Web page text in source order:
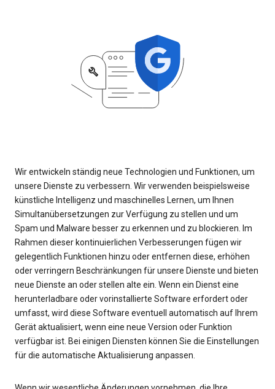
Wir entwickeln ständig neue Technologien und Funktionen, um
unsere Dienste zu verbessern. Wir verwenden beispielsweise
künstliche Intelligenz und maschinelles Lernen, um Ihnen
Simultanübersetzungen zur Verfügung zu stellen und um
Spam und Malware besser zu erkennen und zu blockieren. Im
Rahmen dieser kontinuierlichen Verbesserungen fügen wir
gelegentlich Funktionen hinzu oder entfernen diese, erhöhen
oder verringern Beschränkungen für unsere Dienste und bieten
neue Dienste an oder stellen alte ein. Wenn ein Dienst eine
herunterladbare oder vorinstallierte Software erfordert oder
umfasst, wird diese Software eventuell automatisch auf Ihrem
Gerät aktualisiert, wenn eine neue Version oder Funktion
verfügbar ist. Bei einigen Diensten können Sie die Einstellungen
für die automatische Aktualisierung anpassen.